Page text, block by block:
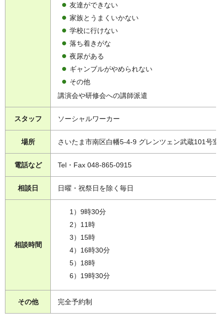
友達ができない
家族とうまくいかない
学校に行けない
落ち着きがな
夜尿がある
ギャンブルがやめられない
その他
講演会や研修会への講師派遣
スタッフ ソーシャルワーカー
場所 さいたま市南区白幡5-4-9 グレンツェン武蔵101号室
電話など Tel・Fax 048-865-0915
相談日 日曜・祝祭日を除く毎日
相談時間
1）9時30分
2）11時
3）15時
4）16時30分
5）18時
6）19時30分
その他 完全予約制